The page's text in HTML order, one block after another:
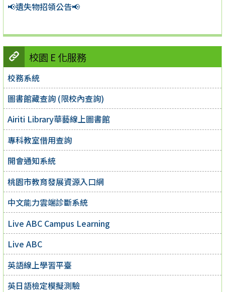
📢遺失物招領公告📢
校園 E 化服務
校務系統
圖書館藏查詢 (限校內查詢)
Airiti Library華藝線上圖書館
專科教室借用查詢
開會通知系統
桃園市教育發展資源入口網
中文能力雲端診斷系統
Live ABC Campus Learning
Live ABC
英語線上學習平臺
英日語檢定模擬測驗